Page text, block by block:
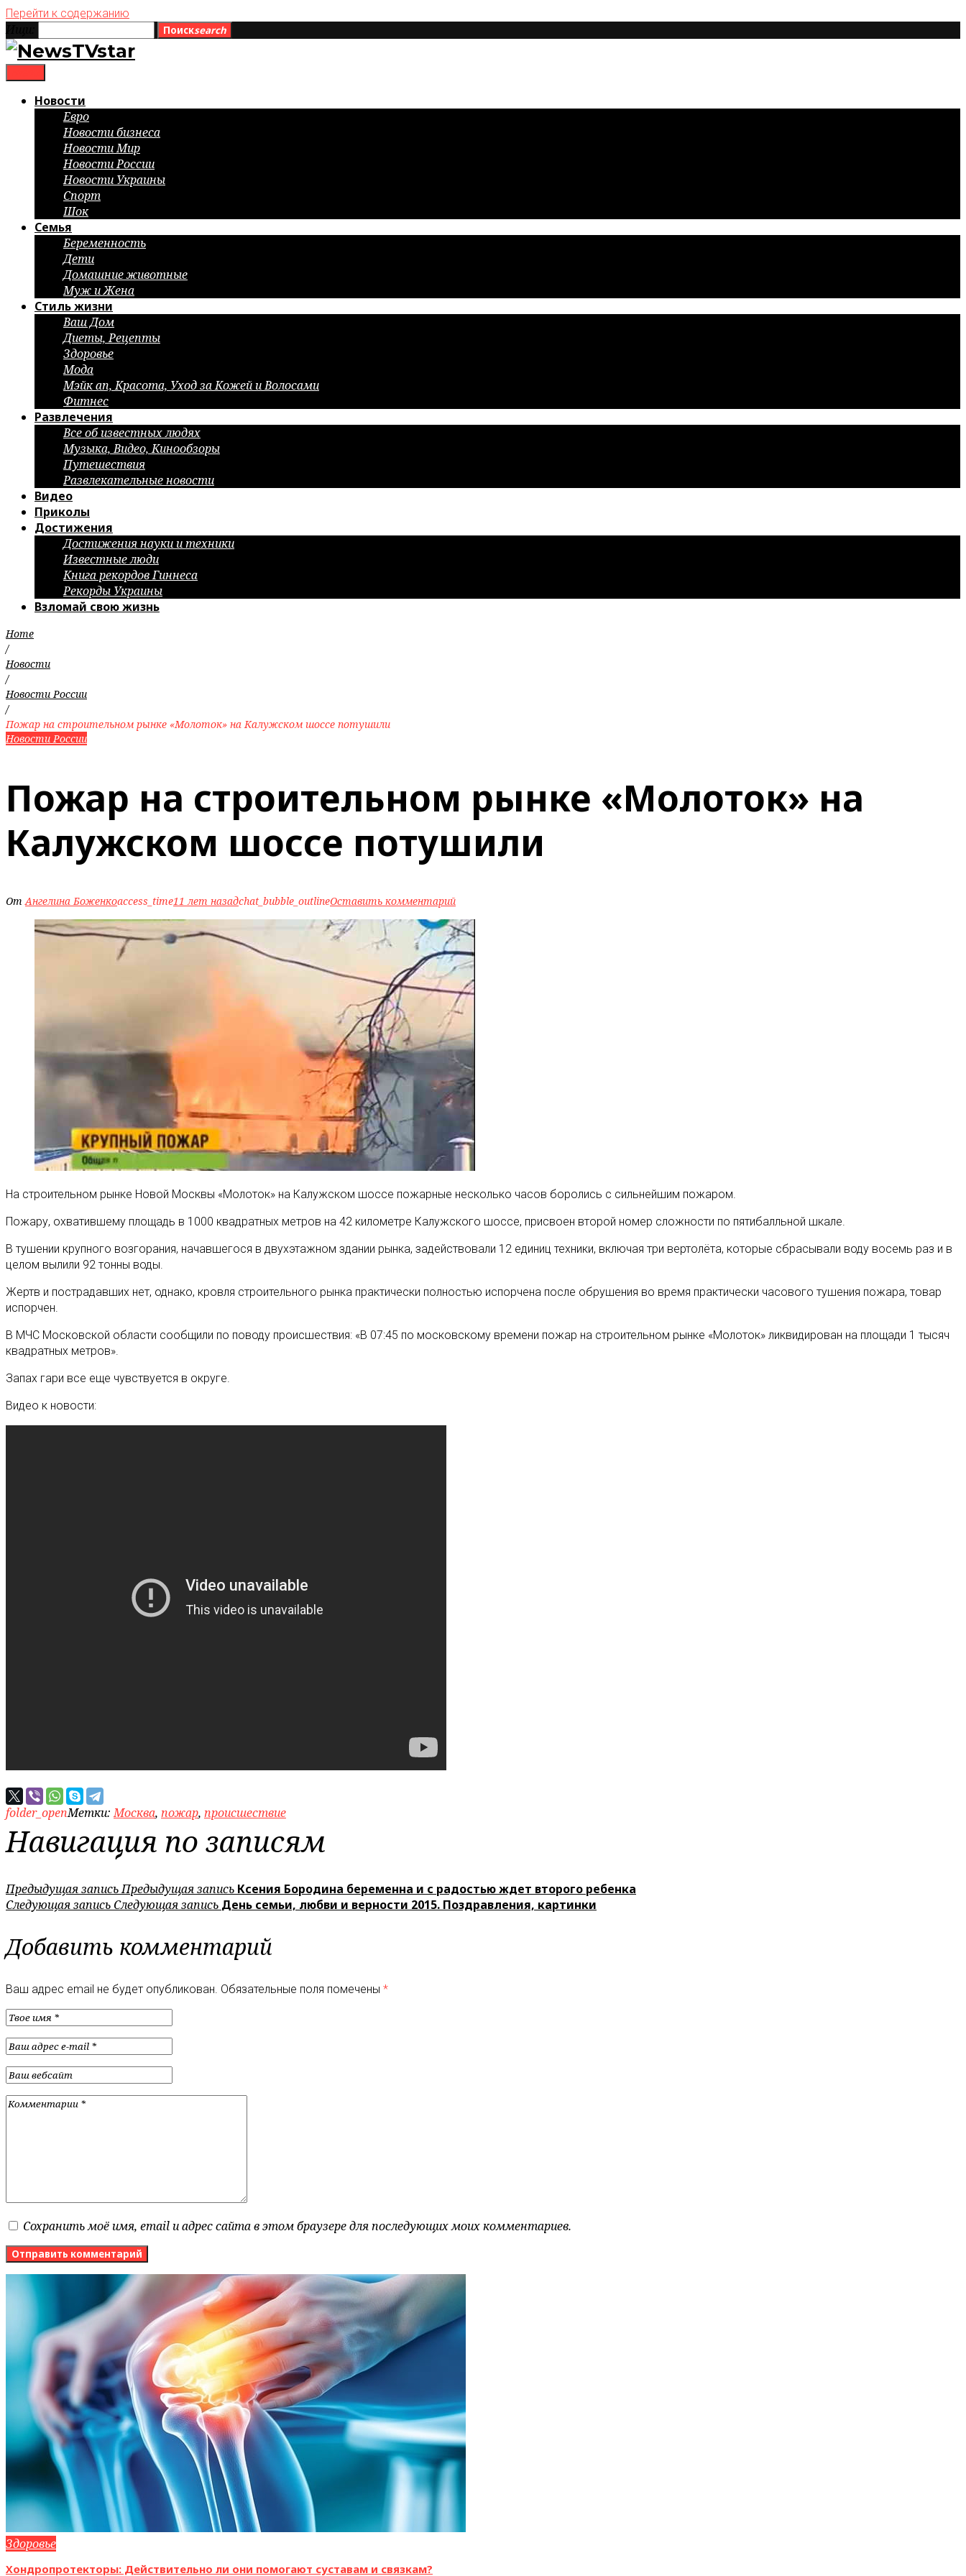
Перейти к содержанию
Поискsearch
Новости
Евро
Новости бизнеса
Новости Мир
Новости России
Новости Украины
Спорт
Шок
Семья
Беременность
Дети
Домашние животные
Муж и Жена
Стиль жизни
Ваш Дом
Диеты, Рецепты
Здоровье
Мода
Мэйк ап, Красота, Уход за Кожей и Волосами
Фитнес
Развлечения
Все об известных людях
Музыка, Видео, Кинообзоры
Путешествия
Развлекательные новости
Видео
Приколы
Достижения
Достижения науки и техники
Известные люди
Книга рекордов Гиннеса
Рекорды Украины
Взломай свою жизнь
Home
/
Новости
/
Новости России
/
Пожар на строительном рынке «Молоток» на Калужском шоссе потушили
Новости России
Пожар на строительном рынке «Молоток» на
Калужском шоссе потушили
ОтАнгелина Боженкоaccess_time11 лет назадchat_bubble_outlineОставить комментарий
На строительном рынке Новой Москвы «Молоток» на Калужском шоссе пожарные несколько часов боролись с сильнейшим пожаром.
Пожару, охватившему площадь в 1000 квадратных метров на 42 километре Калужского шоссе, присвоен второй номер сложности по пятибалльной шкале.
В тушении крупного возгорания, начавшегося в двухэтажном здании рынка, задействовали 12 единиц техники, включая три вертолёта, которые сбрасывали воду восемь раз и в
целом вылили 92 тонны воды.
Жертв и пострадавших нет, однако, кровля строительного рынка практически полностью испорчена после обрушения во время практически часового тушения пожара, товар
испорчен.
В МЧС Московской области сообщили по поводу происшествия: «В 07:45 по московскому времени пожар на строительном рынке «Молоток» ликвидирован на площади 1 тысяч
квадратных метров».
Запах гари все еще чувствуется в округе.
Видео к новости:
folder_openМетки:Москва, пожар, происшествие
Навигация по записям
Предыдущая записьПредыдущая запись Ксения Бородина беременна и с радостью ждет второго ребенка
Следующая запись Следующая запись День семьи, любви и верности 2015. Поздравления, картинки
Добавить комментарий
Ваш адрес email не будет опубликован. Обязательные поля помечены *
Сохранить моё имя, email и адрес сайта в этом браузере для последующих моих комментариев.
Здоровье
Хондропротекторы: Действительно ли они помогают суставам и связкам?